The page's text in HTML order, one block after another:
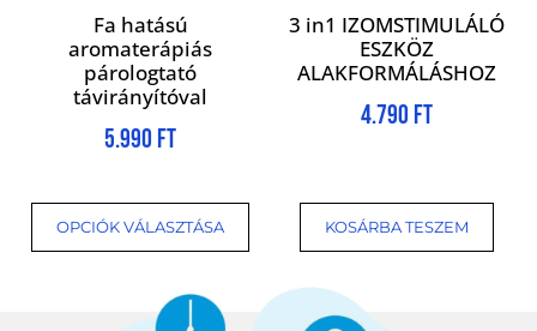
Fa hatású
aromaterápiás
párologtató
távirányítóval
5.990 Ft
OPCIÓK VÁLASZTÁSA
3 in1 IZOMSTIMULÁLÓ
ESZKÖZ
ALAKFORMÁLÁSHOZ
4.790 Ft
KOSÁRBA TESZEM